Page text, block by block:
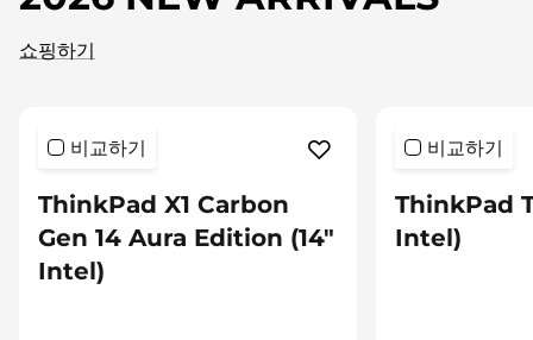
쇼핑하기
비교하기
ThinkPad X1 Carbon
Gen 14 Aura Edition (14″
Intel)
비교하기
ThinkPad
Intel)